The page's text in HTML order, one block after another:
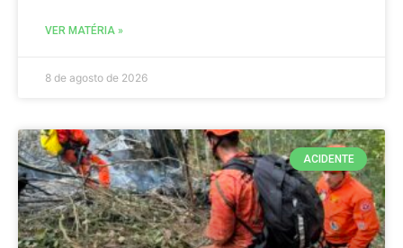
VER MATÉRIA »
8 de agosto de 2026
ACIDENTE